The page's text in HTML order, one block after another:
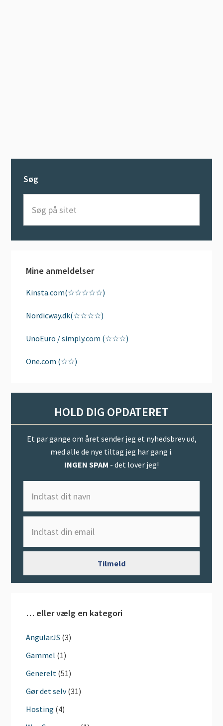
Søg
sitet
Mine anmeldelser
Kinsta.com(☆☆☆☆☆)
Nordicway.dk(☆☆☆☆)
UnoEuro / simply.com (☆☆☆)
One.com (☆☆)
HOLD DIG OPDATERET
Et par gange om året sender jeg et nyhedsbrev ud,
med alle de nye tiltag jeg har gang i.
INGEN SPAM - det lover jeg!
… eller vælg en kategori
AngularJS (3)
Gammel (1)
Generelt (51)
Gør det selv(31)
Hosting (4)